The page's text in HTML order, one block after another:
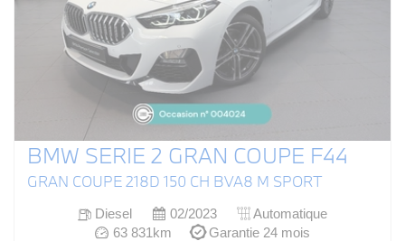
BMW SERIE 2 GRAN COUPE F44
GRAN COUPE 218D 150 CH BVA8 M SPORT
Diesel 02/2023
Automatique
63 831km
Garantie 24 mois